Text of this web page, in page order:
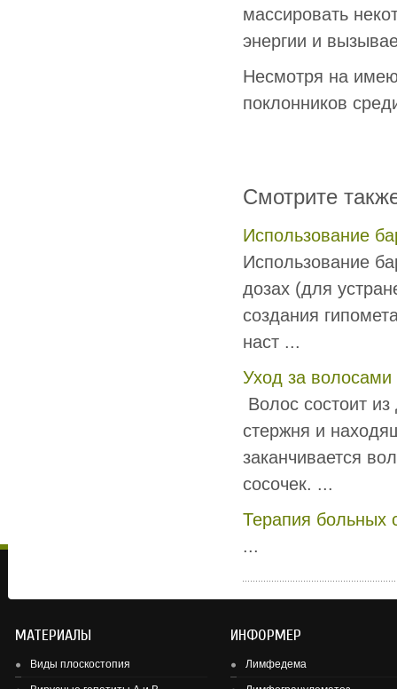
массировать
энергии и
Несмотря на
поклонников
Смотрите
Использование
Использование
дозах (для
создания
наст ...
Уход за волосами
Волос состоит
стержня и
заканчивается
сосочек. ...
Терапия больных
...
МАТЕРИАЛЫ
Виды плоскостопия
ИНФОРМЕР
Лимфедема